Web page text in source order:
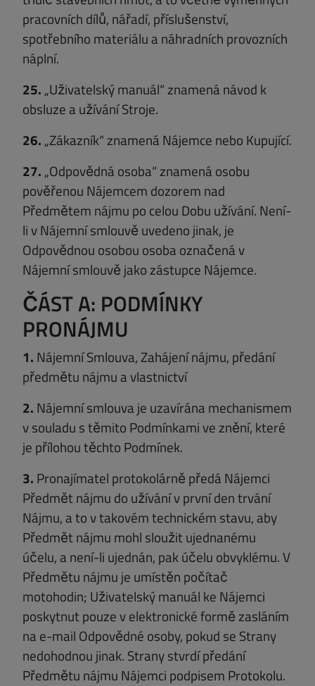
pracovních dílů, nářadí, příslušenství,
spotřebního materiálu a náhradních provozních
náplní.
25. „Uživatelský manuál“ znamená návod k
obsluze a užívání Stroje.
26. „Zákazník“ znamená Nájemce nebo Kupující.
27. „Odpovědná osoba“ znamená osobu
pověřenou Nájemcem dozorem nad
Předmětem nájmu po celou Dobu užívání. Není-
li v Nájemní smlouvě uvedeno jinak, je
Odpovědnou osobou osoba označená v
Nájemní smlouvě jako zástupce Nájemce.
ČÁST A: PODMÍNKY
PRONÁJMU
1. Nájemní Smlouva, Zahájení nájmu, předání
předmětu nájmu a vlastnictví
2. Nájemní smlouva je uzavírána mechanismem
v souladu s těmito Podmínkami ve znění, které
je přílohou těchto Podmínek.
3. Pronajímatel protokolárně předá Nájemci
Předmět nájmu do užívání v první den trvání
Nájmu, a to v takovém technickém stavu, aby
Předmět nájmu mohl sloužit ujednanému
účelu, a není-li ujednán, pak účelu obvyklému. V
Předmětu nájmu je umístěn počítač
motohodin; Uživatelský manuál ke Nájemci
poskytnut pouze v elektronické formě zasláním
na e-mail Odpovědné osoby, pokud se Strany
nedohodnou jinak. Strany stvrdí předání
Předmětu nájmu Nájemci podpisem Protokolu.